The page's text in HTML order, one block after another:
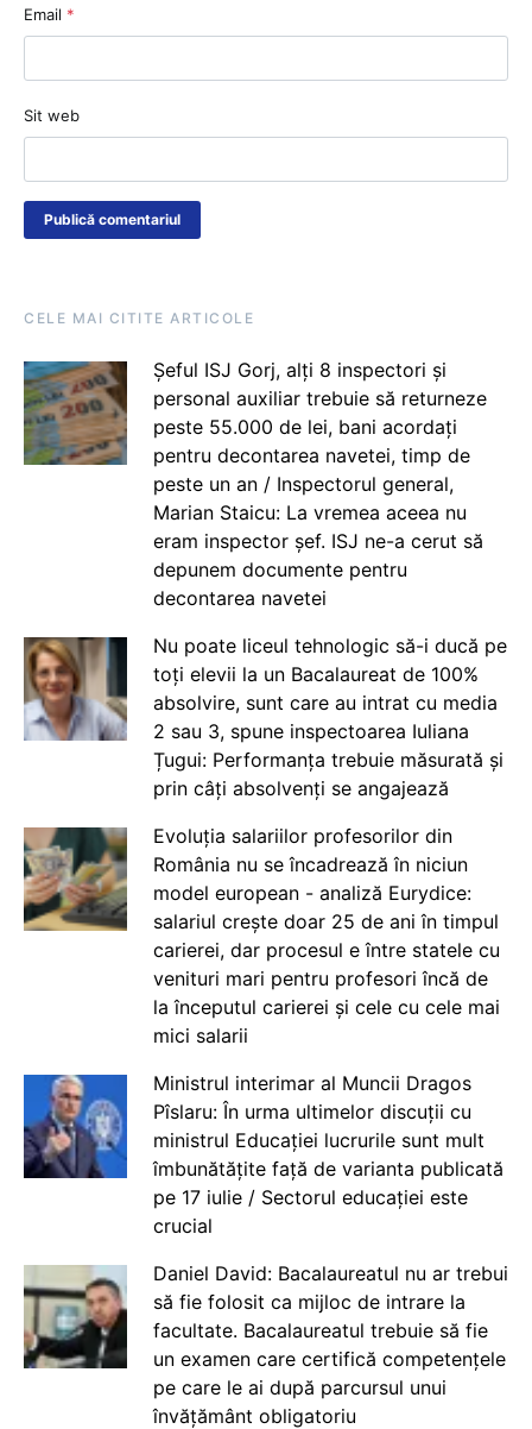
Email *
Sit web
CELE MAI CITITE ARTICOLE
Șeful ISJ Gorj, alți 8 inspectori și
personal auxiliar trebuie să returneze
peste 55.000 de lei, bani acordați
pentru decontarea navetei, timp de
peste un an / Inspectorul general,
Marian Staicu: La vremea aceea nu
eram inspector șef. ISJ ne-a cerut să
depunem documente pentru
decontarea navetei
Nu poate liceul tehnologic să-i ducă pe
toți elevii la un Bacalaureat de 100%
absolvire, sunt care au intrat cu media
2 sau 3, spune inspectoarea Iuliana
Țugui: Performanța trebuie măsurată și
prin câți absolvenți se angajează
Evoluția salariilor profesorilor din
România nu se încadrează în niciun
model european - analiză Eurydice:
salariul crește doar 25 de ani în timpul
carierei, dar procesul e între statele cu
venituri mari pentru profesori încă de
la începutul carierei și cele cu cele mai
mici salarii
Ministrul interimar al Muncii Dragos
Pîslaru: În urma ultimelor discuții cu
ministrul Educației lucrurile sunt mult
îmbunătățite față de varianta publicată
pe 17 iulie / Sectorul educației este
crucial
Daniel David: Bacalaureatul nu ar trebui
să fie folosit ca mijloc de intrare la
facultate. Bacalaureatul trebuie să fie
un examen care certifică competențele
pe care le ai după parcursul unui
învățământ obligatoriu